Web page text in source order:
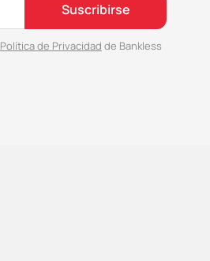
Suscribirse
Política de Privacidad de Bankless